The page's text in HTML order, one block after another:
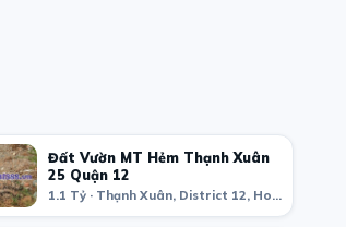
Đất Vườn MT Hẻm Thạnh Xuân
25 Quận 12
1.1 Tỷ · Thạnh Xuân, District 12, Ho Chi Minh City, Vietnam